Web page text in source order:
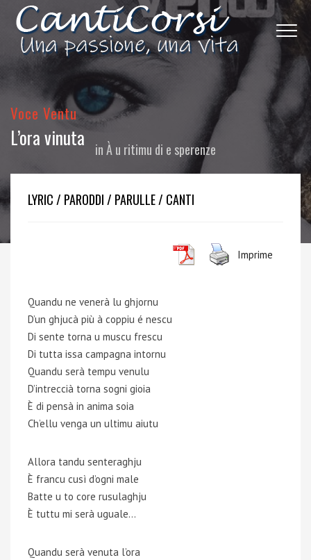
Voce Ventu
L’ora vinuta inÀ u ritimu di e sperenze
LYRIC / PARODDI / PARULLE / CANTI
Imprime
Quandu ne venerà lu ghjornu
D’un ghjucà più à coppiu é nescu
Di sente torna u muscu frescu
Di tutta issa campagna intornu
Quandu serà tempu venulu
D’intreccià torna sogni gioia
È di pensà in anima soia
Ch’ellu venga un ultimu aiutu
Allora tandu senteraghju
È francu cusì d’ogni male
Batte u to core rusulaghju
È tuttu mi serà uguale…
Quandu serà venuta l’ora